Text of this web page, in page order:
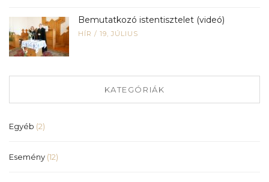
Bemutatkozó istentisztelet (videó)
HÍR / 19, JÚLIUS
KATEGÓRIÁK
Egyéb (2)
Esemény (12)